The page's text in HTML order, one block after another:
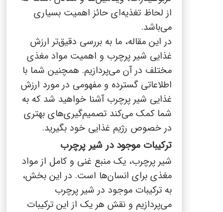
از لحاظ تغذیه‌ای حائز اهمیت بسیاری
می‌باشد.
در این مقاله، ما به بررسی دقیق‌تر ارزش
غذایی شیر پرچرب و اهمیت مواد مغذی
مختلف در آن می‌پردازیم. همچنین شما با
اطلاعاتی گسترده و مفهومی در مورد ارزش
غذایی شیر پرچرب آشنا خواهید شد که به
شما کمک می‌کند تصمیم‌گیری‌های بهتری
در خصوص رژیم غذایی خود بگیرید.
ترکیبات موجود در شیر پرچرب
شیر پرچرب، یک منبع غنی و کامل از مواد
مغذی برای انسان‌ها است. در این بخش،
به ترکیبات موجود در شیر پرچرب
می‌پردازیم و نقش هر یک از این ترکیبات